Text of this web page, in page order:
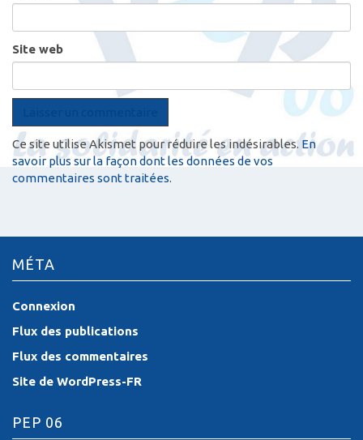
Site web
Ce site utilise Akismet pour réduire les indésirables. En
savoir plus sur la façon dont les données de vos
commentaires sont traitées.
MÉTA
Connexion
Flux des publications
Flux des commentaires
Site de WordPress-FR
PEP 06